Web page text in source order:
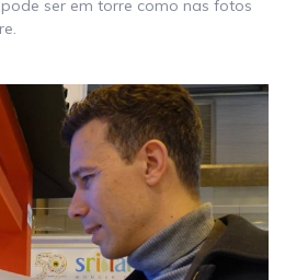
ser em torre como nas fotos